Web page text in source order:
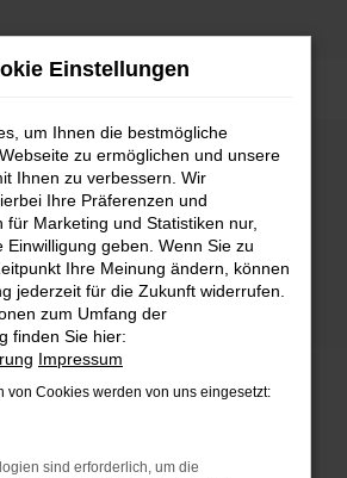
Error
Fehler aufgetreten.
Tipps, die dir helfen können:
Firewall und deine
Webseiten, zum Beispiel deine
Browsererweiterungen.
wie Werbeblocker,
Einstellungen
um Ihnen die bestmögliche
zu ermöglichen und unsere
Ihnen zu verbessern. Wir
Ihre Präferenzen und
für Marketing und Statistiken nur,
Einwilligung geben. Wenn Sie zu
Ihre Meinung ändern, können
jederzeit für die Zukunft widerrufen.
zum Umfang der
finden Sie hier:
Impressum
von Cookies werden von uns eingesetzt:
sind erforderlich, um die